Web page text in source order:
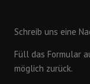
Schreib uns eine
Füll das Formular
möglich zurück.